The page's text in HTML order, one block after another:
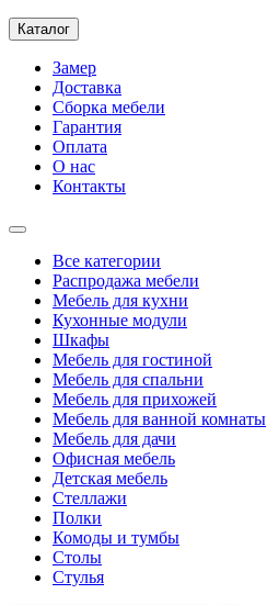
Каталог
Замер
Доставка
Сборка мебели
Гарантия
Оплата
О нас
Контакты
Все категории
Распродажа мебели
Мебель для кухни
Кухонные модули
Шкафы
Мебель для гостиной
Мебель для спальни
Мебель для прихожей
Мебель для ванной комнаты
Мебель для дачи
Офисная мебель
Детская мебель
Стеллажи
Полки
Комоды и тумбы
Столы
Стулья